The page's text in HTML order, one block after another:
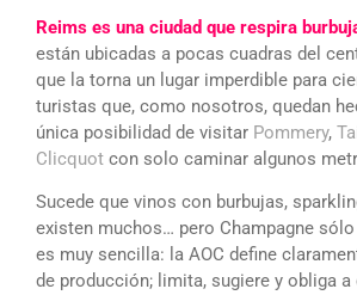
Reims es una ciudad que respira
están ubicadas a pocas cuadras del
que la torna un lugar imperdible para
turistas que, como nosotros, quedan
única posibilidad de visitar Pommery,
Clicquot con solo caminar algunos
Sucede que vinos con burbujas,
existen muchos… pero Champagne
es muy sencilla: la AOC define
de producción; limita, sugiere y obliga